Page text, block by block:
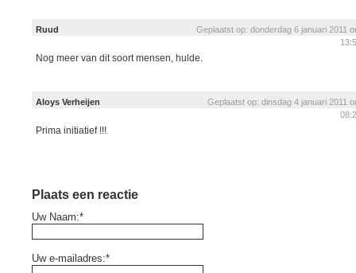
Ruud
Geplaatst op: donderdag 6 januari 2011
Nog meer van dit soort mensen, hulde.
Aloys Verheijen
Geplaatst op: dinsdag 4 januari 2011
Prima initiatief !!!
Plaats een reactie
Uw Naam:*
Uw e-mailadres:*